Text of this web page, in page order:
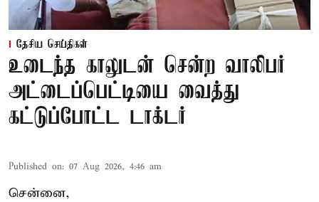
தேசிய செய்திகள்
உடைந்த காலுடன் சென்ற வாலிபர்
அட்டைப்பெட்டியை வைத்து
கட்டுப்போட்ட டாக்டர்
Published on: 07 Aug 2026, 4:46 am
சென்னை,